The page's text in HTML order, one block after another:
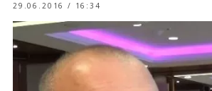
29.06.2016 / 16:34